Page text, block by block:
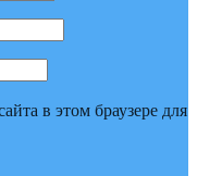
в этом браузере для